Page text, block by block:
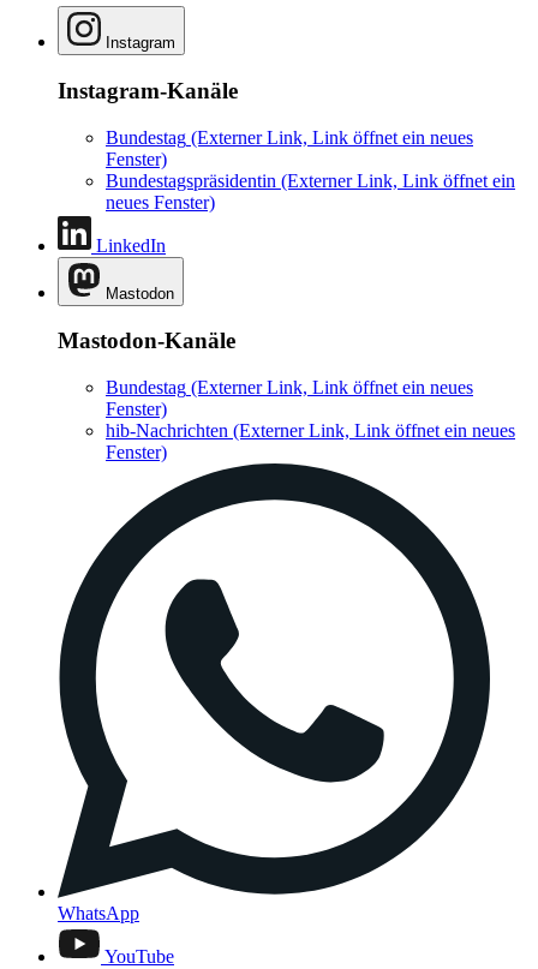
Instagram
Instagram-Kanäle
Bundestag (Externer Link, Link öffnet ein neues
Fenster)
Bundestagspräsidentin (Externer Link, Link öffnet ein
neues Fenster)
LinkedIn
Mastodon
Mastodon-Kanäle
Bundestag (Externer Link, Link öffnet ein neues
Fenster)
hib-Nachrichten (Externer Link, Link öffnet ein neues
Fenster)
WhatsApp
YouTube